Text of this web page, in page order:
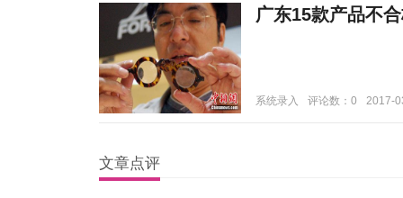
广东15款产品不
系统录入 评论数：0 2017-
文章点评